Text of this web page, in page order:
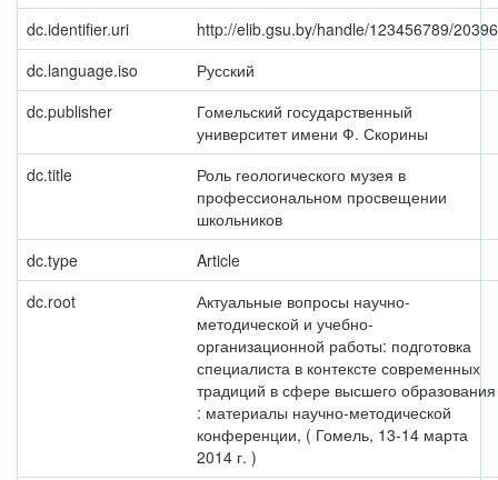
dc.identifier.uri
http://elib.gsu.by/handle/123456789/20396
dc.language.iso
Русский
dc.publisher
Гомельский государственный
университет имени Ф. Скорины
dc.title
Роль геологического музея в
профессиональном просвещении
школьников
dc.type
Article
dc.root
Актуальные вопросы научно-
методической и учебно-
организационной работы: подготовка
специалиста в контексте современных
традиций в сфере высшего образования
: материалы научно-методической
конференции, ( Гомель, 13-14 марта
2014 г. )